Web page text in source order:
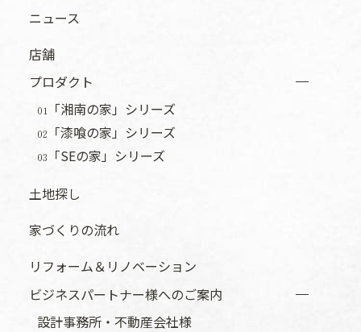
ニュース
店舗
プロダクト
01「湘南の家」シリーズ
02 「漆喰の家」シリーズ
03
「SEの家」シリーズ
土地探し
家づくりの流れ
リフォーム＆リノベーション
ビジネスパートナー様へのご案内
設計事務所・不動産会社様